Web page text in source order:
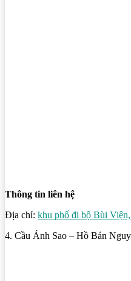
Thông tin liên hệ
Địa chỉ: khu phố đi bộ Bùi
4. Cầu Ánh Sao – Hồ Bán